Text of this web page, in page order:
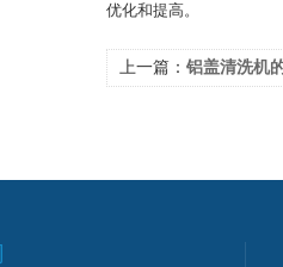
优化和提高。
上一篇： 铝盖清洗机